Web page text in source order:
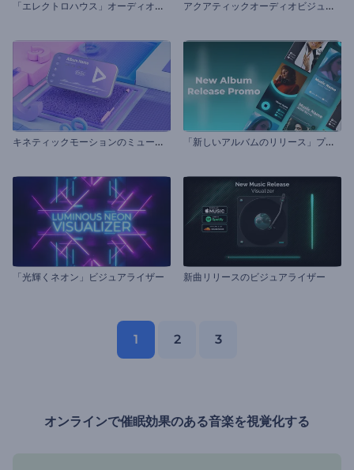
「
エレクトロハウス」オーディオビジュアライザー ア
クアティックオーディオビジュアライザー
キ
ネティックモーションのミュージックビジュアライザー 「
新しいアルバムのリリース」プロモーションビデオ
「光輝くネオン」ビジュアライザー 新曲リリースのビジュアライザー
1 2 3
オンラインで催眠効果のある音楽を視覚化する